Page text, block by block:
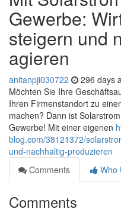
Gewerbe:
steigern und
agieren
anitanpji030722 296 days
Möchten Sie Ihre
Ihren Firmenstandort zu
machen? Dann ist
Gewerbe! Mit einer eigenen
blog.com/38121372/
und-nachhaltig-produzieren
Comments
Who
Comments